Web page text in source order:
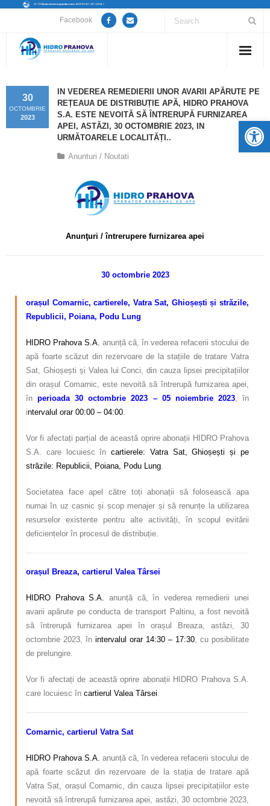
Facebook
Despre noi
Anunțuri lucrări / opriri apă
Comunicare
IN VEDEREA REMEDIERII UNOR AVARII APĂRUTE PE
REȚEAUA DE DISTRIBUȚIE APĂ, HIDRO PRAHOVA
S.A. ESTE NEVOITĂ SĂ ÎNTRERUPĂ FURNIZAREA
APEI, ASTĂZI, 30 OCTOMBRIE 2023, IN
URMĂTOARELE LOCALITĂȚI..
30
OCTOMBRIE
2023
Anunturi / Noutati
Anunţuri / întrerupere furnizarea apei
30 octombrie 2023
orașul Comarnic, cartierele, Vatra Sat, Ghioșești și străzile,
Republicii, Poiana, Podu Lung
HIDRO Prahova S.A. anunță că, în vederea refacerii stocului de
apă foarte scăzut din rezervoare de la stațiile de tratare Vatra
Sat, Ghioșești și Valea lui Conci, din cauza lipsei precipitațiilor
din orașul Comarnic, este nevoită să întrerupă furnizarea apei,
înperioada 30 octombrie 2023 – 05 noiembrie 2023, în
intervalul orar 00:00 – 04:00
Vor fi afectați parțial de această oprire abonații HIDRO Prahova
S.A. care locuiesc încartierele: Vatra Sat, Ghioșești și pe
străzile: Republicii, Poiana, Podu Lung
Societatea face apel către toți abonații să folosească apa
numai în uz casnic și scop menajer și să renunțe la utilizarea
resurselor existente pentru alte activități, în scopul evitării
deficiențelor în procesul de distribuție.
orașul Breaza, cartierul Valea Târsei
HIDRO Prahova S.A. anunță că, în vederea remedierii unei
avarii apărute pe conducta de transport Paltinu, a fost nevoită
să întrerupă furnizarea apei în orașul Breaza, astăzi, 30
octombrie 2023, în intervalul orar 14:30 – 17:30, cu posibilitate
de prelungire.
Vor fi afectați de această oprire abonații HIDRO Prahova S.A.
care locuiesc în cartierul Valea Târsei.
Comarnic, cartierul Vatra Sat
HIDRO Prahova S.A. anunță că, în vederea refacerii stocului de
apă foarte scăzut din rezervoare de la stația de tratare apă
Vatra Sat, orașul Comarnic, din cauza lipsei precipitațiilor este
nevoită să întrerupă furnizarea apei, astăzi, 30 octombrie 2023,